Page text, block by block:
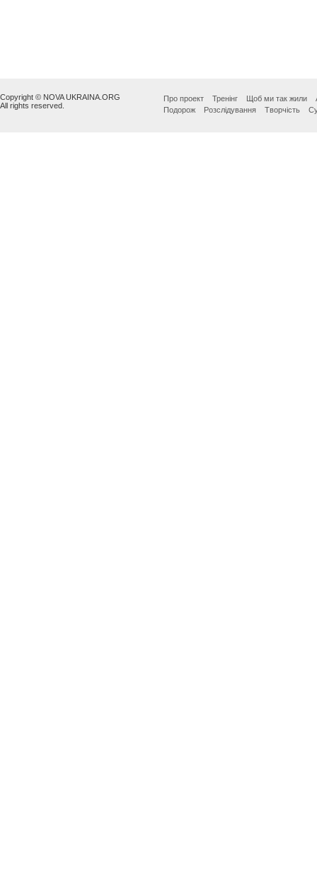
Copyright © NOVA UKRAINA.ORG
All rights reserved.
Про проект Тренінг Щоб ми так жили
Подорож
Розслідування Творчість